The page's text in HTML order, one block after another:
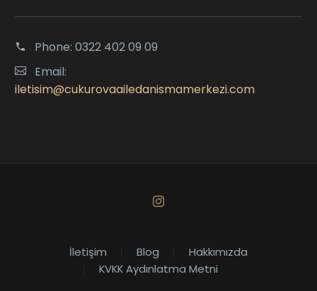
Phone: 0322 402 09 09
Email:
iletisim@cukurovaailedanismamerkezi.com
İletişim Blog
Hakkımızda
KVKK Aydınlatma Metni